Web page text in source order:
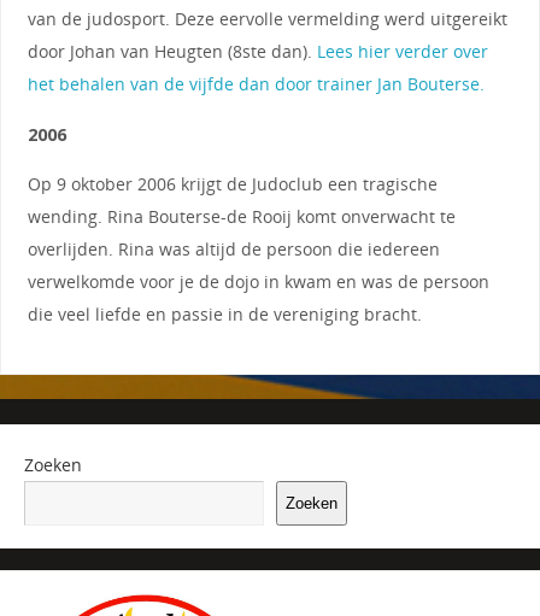
van de judosport. Deze eervolle vermelding werd uitgereikt
door Johan van Heugten (8ste dan). Lees hier verder over
het behalen van de vijfde dan door trainer Jan Bouterse.
2006
Op 9 oktober 2006 krijgt de Judoclub een tragische
wending. Rina Bouterse-de Rooij komt onverwacht te
overlijden. Rina was altijd de persoon die iedereen
verwelkomde voor je de dojo in kwam en was de persoon
die veel liefde en passie in de vereniging bracht.
Zoeken
Zoeken